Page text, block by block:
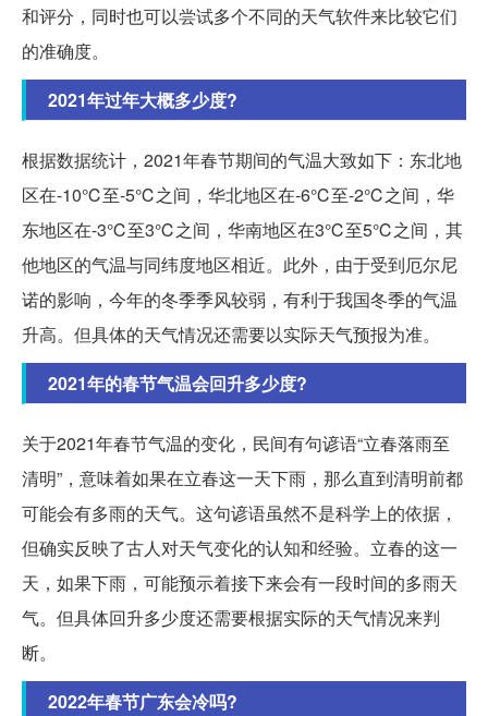
和评分，同时也可以尝试多个不同的天气软件来比较它们
的准确度。
2021年过年大概多少度?
根据数据统计，2021年春节期间的气温大致如下：东北地
区在-10℃至-5℃之间，华北地区在-6℃至-2℃之间，华
东地区在-3℃至3℃之间，华南地区在3℃至5℃之间，其
他地区的气温与同纬度地区相近。此外，由于受到厄尔尼
诺的影响，今年的冬季季风较弱，有利于我国冬季的气温
升高。但具体的天气情况还需要以实际天气预报为准。
2021年的春节气温会回升多少度?
关于2021年春节气温的变化，民间有句谚语“立春落雨至
清明”，意味着如果在立春这一天下雨，那么直到清明前都
可能会有多雨的天气。这句谚语虽然不是科学上的依据，
但确实反映了古人对天气变化的认知和经验。立春的这一
天，如果下雨，可能预示着接下来会有一段时间的多雨天
气。但具体回升多少度还需要根据实际的天气情况来判
断。
2022年春节广东会冷吗?